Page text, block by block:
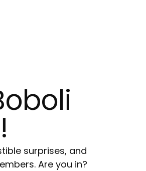
surprises, and
Are you in?